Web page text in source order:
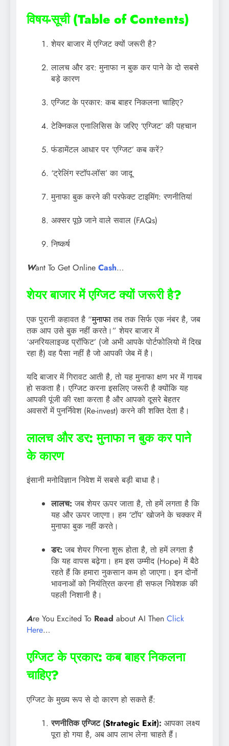
विषय-सूची (Table of Contents)
शेयर बाजार में एग्जिट क्यों जरूरी है?
लालच और डर: मुनाफा न बुक कर पाने के दो सबसे
बड़े कारण
एग्जिट के प्रकार: कब बाहर निकलना चाहिए?
टेक्निकल एनालिसिस के जरिए ‘एग्जिट’ की पहचान
फंडामेंटल आधार पर ‘एग्जिट’ कब करें?
‘ट्रेलिंग स्टॉप-लॉस’ का जादू
मुनाफा बुक करने की परफेक्ट टाइमिंग: रणनीतियां
अक्सर पूछे जाने वाले सवाल (FAQs)
निष्कर्ष
Want To Get Online Cash…
शेयर बाजार में एग्जिट क्यों जरूरी है?
एक पुरानी कहावत है “मुनाफातब तक सिर्फ एक नंबर है, जब
तक आप उसे बुक नहीं करते।” शेयर बाजार में
‘अनरियलाइज्ड प्रॉफिट’ (जो अभी आपके पोर्टफोलियो में दिख
रहा है) वह पैसा नहीं है जो आपकी जेब में है।
यदि बाजार में गिरावट आती है, तो यह मुनाफा क्षण भर में गायब
हो सकता है। एग्जिट करना इसलिए जरूरी है क्योंकि यह
आपकी पूंजी की रक्षा करता है और आपको दूसरे बेहतर
अवसरों में पुनर्निवेश (Re-invest) करने की शक्ति देता है।
लालच और डर: मुनाफा न बुक कर पाने
के कारण
इंसानी मनोविज्ञान निवेश में सबसे बड़ी बाधा है।
लालच: जब शेयर ऊपर जाता है, तो हमें लगता है कि
यह और ऊपर जाएगा। हम ‘टॉप’ खोजने के चक्कर में
मुनाफा बुक नहीं करते।
डर: जब शेयर गिरना शुरू होता है, तो हमें लगता है
कि यह वापस बढ़ेगा। हम इस उम्मीद (Hope) में बैठे
रहते हैं कि हमारा नुकसान कम हो जाएगा। इन दोनों
भावनाओं को नियंत्रित करना ही सफल निवेशक की
पहली निशानी है।
Are You Excited To Read about AI Then Click
Here…
एग्जिट के प्रकार: कब बाहर निकलना
चाहिए?
एग्जिट के मुख्य रूप से दो कारण हो सकते हैं:
रणनीतिक एग्जिट (Strategic Exit): आपका लक्ष्य
पूरा हो गया है, अब आप लाभ लेना चाहते हैं।